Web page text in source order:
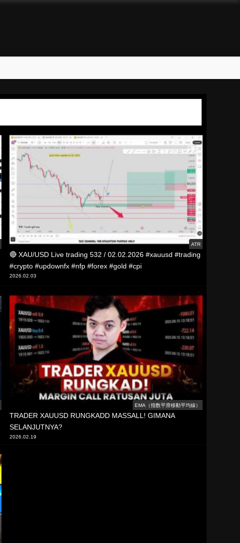
ATR
🔴 XAU/USD Live trading 532 / 02.02.2026 #xauusd #trading
#crypto #updownfx #nfp #forex #gold #cpi
2026.02.03
EMA（指数平滑移動平均線）
TRADER XAUUSD RUNGKADD MASSALL! GIMANA
SELANJUTNYA?
2026.02.19